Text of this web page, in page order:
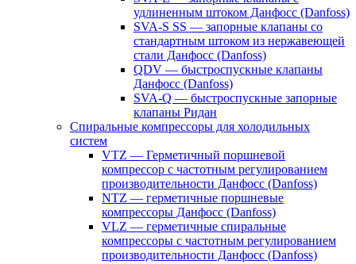
удлиненным штоком Данфосс (Danfoss)
SVA-S SS — запорные клапаны со
стандартным штоком из нержавеющей
стали Данфосс (Danfoss)
QDV — быстроспускные клапаны
Данфосс (Danfoss)
SVA-Q — быстроспускные запорные
клапаны Ридан
Спиральные компрессоры для холодильных
систем
VTZ — Герметичный поршневой
компрессор с частотным регулированием
производительности Данфосс (Danfoss)
NTZ — герметичные поршневые
компрессоры Данфосс (Danfoss)
VLZ — герметичные спиральные
компрессоры с частотным регулированием
производительности Данфосс (Danfoss)